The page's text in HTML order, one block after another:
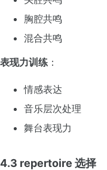
胸腔共鸣
混合共鸣
表现力训练 ：
情感表达
音乐层次处理
舞台表现力
4.3 repertoire 选择